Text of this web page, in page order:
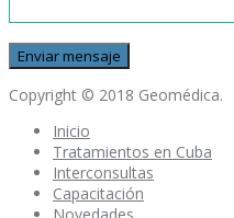
Copyright © 2018 Geomédica.
Inicio
Tratamientos en Cuba
Interconsultas
Capacitación